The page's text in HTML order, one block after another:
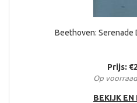
Beethoven: Serenade
Prijs:
Op
BEKIJK EN